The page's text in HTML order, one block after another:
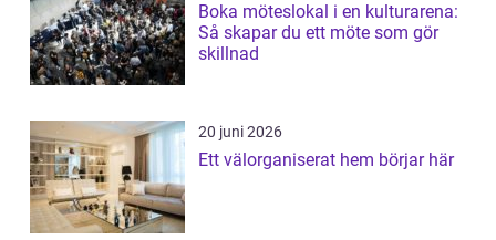
Boka möteslokal i en kulturarena:
Så skapar du ett möte som gör
skillnad
20 juni 2026
Ett välorganiserat hem börjar här